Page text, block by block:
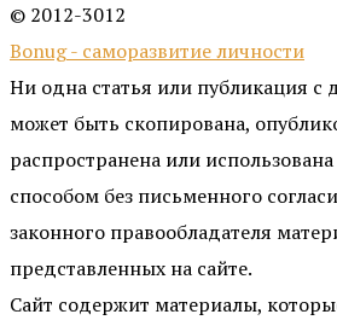
© 2012-3012
Bonug - саморазвитие личности
Ни одна статья или публикация с
может быть скопирована,
распространена или
способом без письменного
законного правообладателя
представленных на сайте.
Сайт содержит материалы,